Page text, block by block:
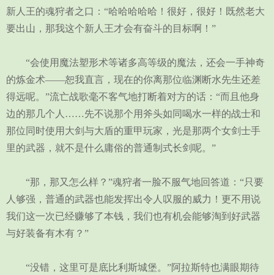
新人王的魂狩者之口：“哈哈哈哈哈！很好，很好！既然老大
要出山，那我这个新人王才会有奋斗的目标啊！”
“会使用魔法塑形术等诸多高等级的魔法，还会一手神奇
的炼金术——恕我直言，现在的你离那位临渊断水先生还差
得远呢。”流亡战歌毫不客气地打断着对方的话：“而且他身
边的那几个人……先不说那个用斧头如同喝水一样的战士和
那位同时使用大剑与大盾的重甲玩家，光是那两个女剑士手
里的武器，就不是什么庸俗的普通制式长剑呢。”
“那，那又怎么样？”魂狩者一脸不服气地回答道：“只要
人够强，普通的武器也能发挥出令人叹服的威力！更不用说
我们这一次已经赚够了本钱，我们也有机会能够淘到好武器
与好装备有木有？”
“没错，这里可是底比利斯城堡。”阿拉斯特也满眼期待